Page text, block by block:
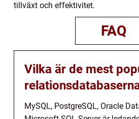
tillväxt och effektivitet.
FAQ
Vilka är de mest
MySQL, PostgreSQL, Oracle